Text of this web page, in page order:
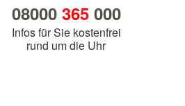
08000 365000
Infos für Sie kostenfrei
rund um die Uhr